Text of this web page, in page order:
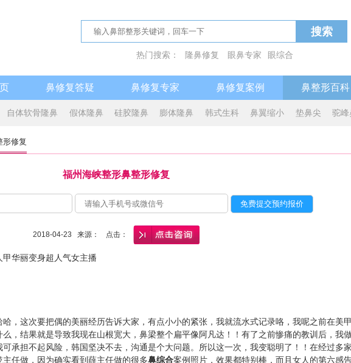
搜索
热门搜索： 隆鼻修复 眼鼻专家 眼综合
鼻修复答疑 鼻修复专家 鼻修复案例 鼻整形百科
自体软骨隆鼻 假体隆鼻 硅胶隆鼻 膨体隆鼻 韩式生科 鼻翼缩小 垫鼻尖 驼峰
形修复
福州海峡整形鼻整形修复
2018-04-23 来源： 点击：
华丽变身超人气女主播
这次要把偶的美丽经历告诉大家，有点小小的紧张，我就流水式记录咯，我呢之前在美
么，结果就是导致我现在山根宽大，鼻梁整个扁平像阿凡达！！有了之前惨痛的教训后，我
承担不起风险，韩国坚决不去，沟通是个大问题。所以这一次，我变聪明了！！在经过多
任做，因为确实看到薛主任做的很多鼻综合案例照片，效果都特别棒，而且女人的第六感告